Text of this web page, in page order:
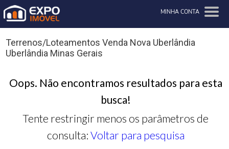
MINHA CONTA
Terrenos/Loteamentos Venda Nova Uberlândia
Uberlândia Minas Gerais
Oops. Não encontramos resultados para esta
busca!
Tente restringir menos os parâmetros de
consulta: Voltar para pesquisa